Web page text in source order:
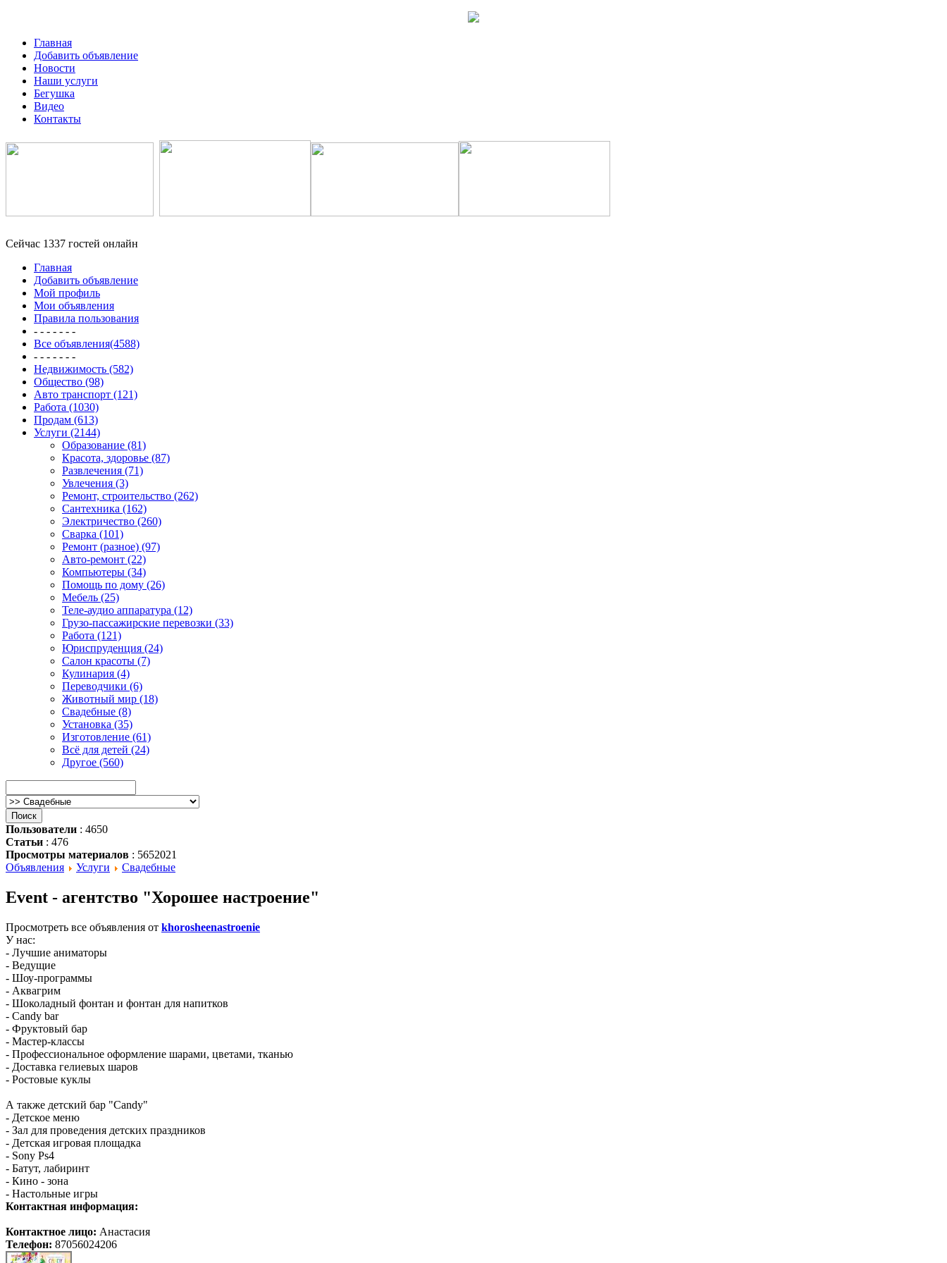
Главная
Добавить объявление
Новости
Наши услуги
Бегушка
Видео
Контакты
Сейчас 1337 гостей онлайн
Главная
Добавить объявление
Мой профиль
Мои объявления
Правила пользования
- - - - - - -
Все объявления(4588)
- - - - - - -
Недвижимость (582)
Общество (98)
Авто транспорт (121)
Работа (1030)
Продам (613)
Услуги (2144)
Образование (81)
Красота, здоровье (87)
Развлечения (71)
Увлечения (3)
Ремонт, строительство (262)
Сантехника (162)
Электричество (260)
Сварка (101)
Ремонт (разное) (97)
Авто-ремонт (22)
Компьютеры (34)
Помощь по дому (26)
Мебель (25)
Теле-аудио аппаратура (12)
Грузо-пассажирские перевозки (33)
Работа (121)
Юриспруденция (24)
Салон красоты (7)
Кулинария (4)
Переводчики (6)
Животный мир (18)
Свадебные (8)
Установка (35)
Изготовление (61)
Всё для детей (24)
Другое (560)
Пользователи : 4650
Статьи : 476
Просмотры материалов : 5652021
Объявления
Услуги Свадебные
Event - aгентство "Хорошее настроение"
Просмотреть все объявления от khorosheenastroenie
У нас:
- Лучшие аниматоры
- Ведущие
- Шоу-программы
- Аквагрим
- Шоколадный фонтан и фонтан для напитков
- Candy bar
- Фруктовый бар
- Мастер-классы
- Профессиональное оформление шарами, цветами, тканью
- Доставка гелиевых шаров
- Ростовые куклы
А также детский бар "Candy"
- Детское меню
- Зал для проведения детских праздников
- Детская игровая площадка
- Sony Ps4
- Батут, лабиринт
- Кино - зона
- Настольные игры
Контактная информация:
Контактное лицо: Анастасия
Телефон: 87056024206